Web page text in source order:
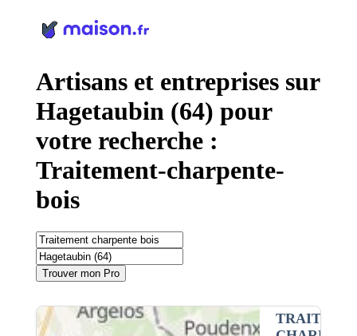
Artisans et entreprises sur
Hagetaubin (64) pour
votre recherche :
Traitement-charpente-
bois
Trouver mon Pro